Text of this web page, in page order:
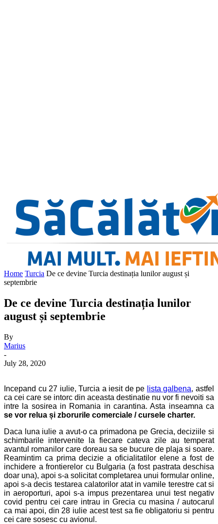
Home Turcia De ce devine Turcia destinația lunilor august și
septembrie
De ce devine Turcia destinația lunilor
august și septembrie
By
Marius
-
July 28, 2020
Incepand cu 27 iulie, Turcia a iesitde pe lista galbena, astfel
ca cei care se intorc din aceasta destinatie nu vor fi nevoiti sa
intre la sosirea in Romania in carantina. Asta inseamna ca
se vor relua și zborurile comerciale / cursele charter.
Daca luna iulie a avut-o ca primadona pe Grecia, deciziile si
schimbarile intervenite la fiecare cateva zile au temperat
avantul romanilor care doreau sa se bucure de plaja si soare.
Reamintim ca prima decizie a oficialitatilor elene a fost de
inchidere a frontierelor cu Bulgaria (a fost pastrata deschisa
doar una), apoi s-a solicitat completarea unui formular online,
apoi s-a decis testarea calatorilor atat in vamile terestre cat si
in aeroporturi, apoi s-a impus prezentarea unui test negativ
covid pentru cei care intrau in Grecia cu masina / autocarul
ca mai apoi, din 28 iulie acest test sa fie obligatoriu si pentru
cei care sosesc cu avionul.